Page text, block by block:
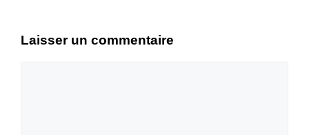
Laisser un commentaire